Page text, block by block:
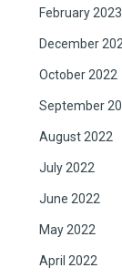
February 2023
December
October 2022
September
August 2022
July 2022
June 2022
May 2022
April 2022